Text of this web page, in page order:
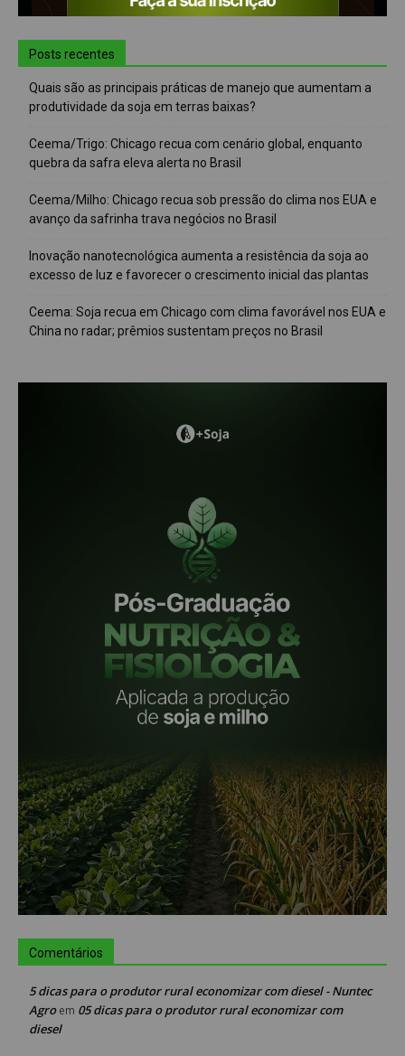
Posts recentes
Quais são as principais práticas de manejo que aumentam a
produtividade da soja em terras baixas?
Ceema/Trigo: Chicago recua com cenário global, enquanto
quebra da safra eleva alerta no Brasil
Ceema/Milho: Chicago recua sob pressão do clima nos EUA e
avanço da safrinha trava negócios no Brasil
Inovação nanotecnológica aumenta a resistência da soja ao
excesso de luz e favorecer o crescimento inicial das plantas
Ceema: Soja recua em Chicago com clima favorável nos EUA e
China no radar; prêmios sustentam preços no Brasil
Comentários
5 dicas para o produtor rural economizar com diesel - Nuntec
Agroem 05 dicas para o produtor rural economizar com
diesel